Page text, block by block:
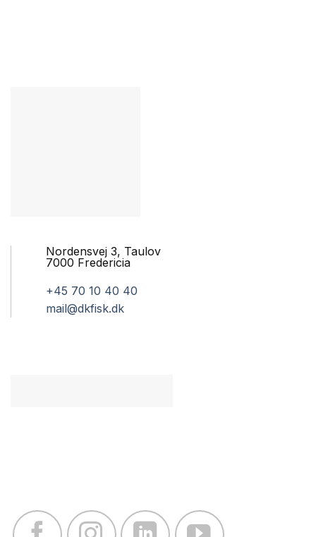
Nordensvej 3, Taulov
7000 Fredericia
+45 70 10 40 40
mail@dkfisk.dk